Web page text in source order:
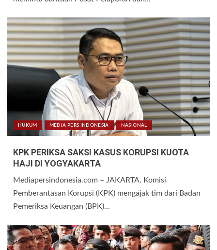
HUKUM MEDIA PERS INDONESIA NASIONAL
KPK PERIKSA SAKSI KASUS KORUPSI KUOTA
HAJI DI YOGYAKARTA
Mediapersindonesia.com – JAKARTA. Komisi
Pemberantasan Korupsi (KPK) mengajak tim dari Badan
Pemeriksa Keuangan (BPK)...